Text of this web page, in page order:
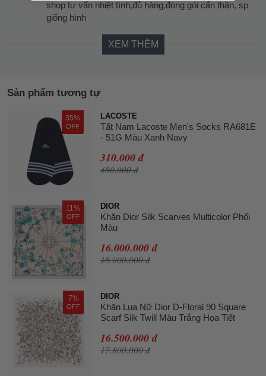
shop tư vấn nhiệt tình,đủ hàng,đóng gói cẩn thận, sp
giống hình
XEM THÊM
Sản phẩm tương tự
35%
OFF
LACOSTE
Tất Nam Lacoste Men's Socks RA681E
- 51G Màu Xanh Navy
310.000 đ
480.000 đ
11%
OFF
DIOR
Khăn Dior Silk Scarves Multicolor Phối
Màu
16.000.000 đ
18.000.000 đ
7%
OFF
DIOR
Khăn Lụa Nữ Dior D-Floral 90 Square
Scarf Silk Twill Màu Trắng Họa Tiết
16.500.000 đ
17.800.000 đ